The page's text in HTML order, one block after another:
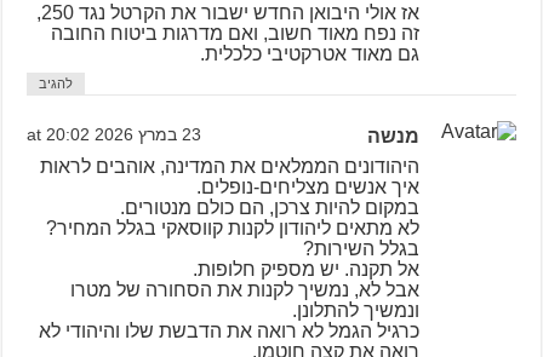
אז אולי היבואן החדש ישבור את הקרטל נגד 250,
זה נפח מאוד חשוב, ואם מדרגות ביטוח החובה
גם מאוד אטרקטיבי כלכלית.
להגיב
מנשה 23 במרץ 2026 at 20:02
היהודונים הממלאים את המדינה, אוהבים לראות
איך אנשים מצליחים-נופלים.
במקום להיות צרכן, הם כולם מנטורים.
לא מתאים ליהודון לקנות קווסאקי בגלל המחיר?
בגלל השירות?
אל תקנה. יש מספיק חלופות.
אבל לא, נמשיך לקנות את הסחורה של מטרו
ונמשיך להתלונן.
כרגיל הגמל לא רואה את הדבשת שלו והיהודי לא
רואה את קצה חוטמו.